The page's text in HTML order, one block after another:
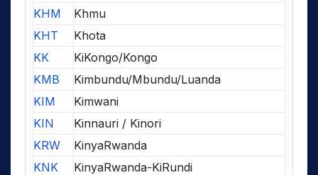
KHM
Khmu
KHT
Khota
KK
KiKongo/Kongo
KMB
Kimbundu/Mbundu/Luanda
KIM
Kimwani
KIN
Kinnauri / Kinori
KRW
KinyaRwanda
KNK
KinyaRwanda-KiRundi